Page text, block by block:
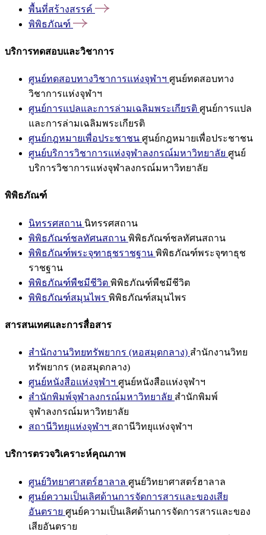
พื้นที่สร้างสรรค์
พิพิธภัณฑ์
บริการทดสอบและวิชาการ
ศูนย์ทดสอบทางวิชาการแห่งจุฬาฯ ศูนย์ทดสอบทาง
วิชาการแห่งจุฬาฯ
ศูนย์การแปลและการล่ามเฉลิมพระเกียรติ ศูนย์การแปล
และการล่ามเฉลิมพระเกียรติ
ศูนย์กฎหมายเพื่อประชาชน ศูนย์กฎหมายเพื่อประชาชน
ศูนย์บริการวิชาการแห่งจุฬาลงกรณ์มหาวิทยาลัย ศูนย์
บริการวิชาการแห่งจุฬาลงกรณ์มหาวิทยาลัย
พิพิธภัณฑ์
นิทรรศสถาน นิทรรศสถาน
พิพิธภัณฑ์ชลทัศนสถาน พิพิธภัณฑ์ชลทัศนสถาน
พิพิธภัณฑ์พระจุฑาธุชราชฐาน พิพิธภัณฑ์พระจุฑาธุช
ราชฐาน
พิพิธภัณฑ์พืชมีชีวิต พิพิธภัณฑ์พืชมีชีวิต
พิพิธภัณฑ์สมุนไพร พิพิธภัณฑ์สมุนไพร
สารสนเทศและการสื่อสาร
สำนักงานวิทยทรัพยากร (หอสมุดกลาง) สำนักงานวิทย
ทรัพยากร (หอสมุดกลาง)
ศูนย์หนังสือแห่งจุฬาฯ ศูนย์หนังสือแห่งจุฬาฯ
สำนักพิมพ์จุฬาลงกรณ์มหาวิทยาลัย สำนักพิมพ์
จุฬาลงกรณ์มหาวิทยาลัย
สถานีวิทยุแห่งจุฬาฯ สถานีวิทยุแห่งจุฬาฯ
บริการตรวจวิเคราะห์คุณภาพ
ศูนย์วิทยาศาสตร์ฮาลาล ศูนย์วิทยาศาสตร์ฮาลาล
ศูนย์ความเป็นเลิศด้านการจัดการสารและของเสีย
อันตราย ศูนย์ความเป็นเลิศด้านการจัดการสารและของ
เสียอันตราย